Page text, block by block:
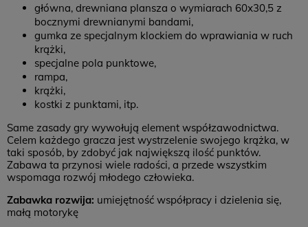
główna, drewniana plansza o wymiarach 60x30,5 z
bocznymi drewnianymi bandami,
gumka ze specjalnym klockiem do wprawiania w ruch
krążki,
specjalne pola punktowe,
rampa,
krążki,
kostki z punktami, itp.
Same zasady gry wywołują element współzawodnictwa.
Celem każdego gracza jest wystrzelenie swojego krążka, w
taki sposób, by zdobyć jak największą ilość punktów.
Zabawa ta przynosi wiele radości, a przede wszystkim
wspomaga rozwój młodego człowieka.
Zabawka rozwija: umiejętność współpracy i dzielenia się,
małą motorykę